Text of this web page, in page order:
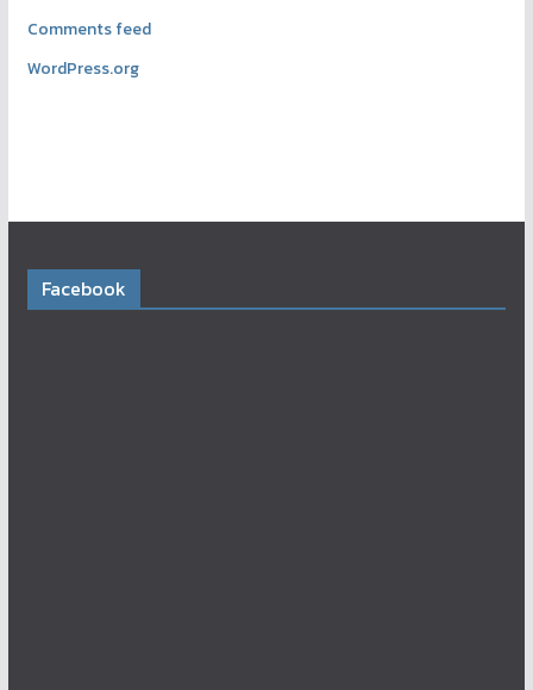
Comments feed
WordPress.org
Facebook